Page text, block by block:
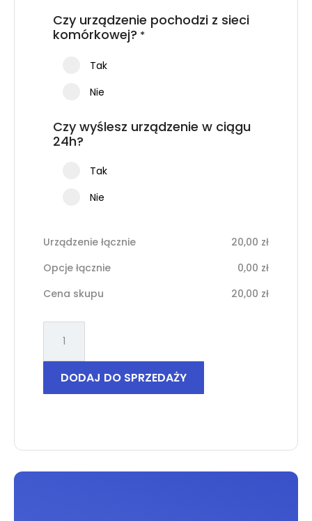
Czy urządzenie pochodzi z sieci
komórkowej? *
Tak
Nie
Czy wyślesz urządzenie w ciągu
24h?
Tak
Nie
Urządzenie łącznie 20,00 zł
Opcje łącznie
0,00 zł
Cena skupu
20,00 zł
Xiaomi
Redmi
DODAJ DO SPRZEDAŻY